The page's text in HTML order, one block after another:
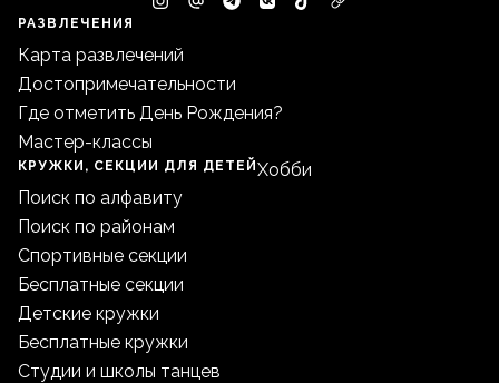
РАЗВЛЕЧЕНИЯ
Карта развлечений
Достопримечательности
Где отметить День Рождения?
Мастер-классы
КРУЖКИ, СЕКЦИИ ДЛЯ ДЕТЕЙ
Поиск по алфавиту
Поиск по районам
Спортивные секции
Бесплатные секции
Детские кружки
Бесплатные кружки
Студии и школы танцев
Хобби